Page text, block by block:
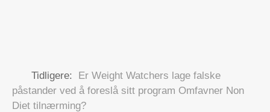
Tidligere:
Er Weight Watchers lage falske
påstander ved å foreslå sitt program Omfavner Non
Diet tilnærming?